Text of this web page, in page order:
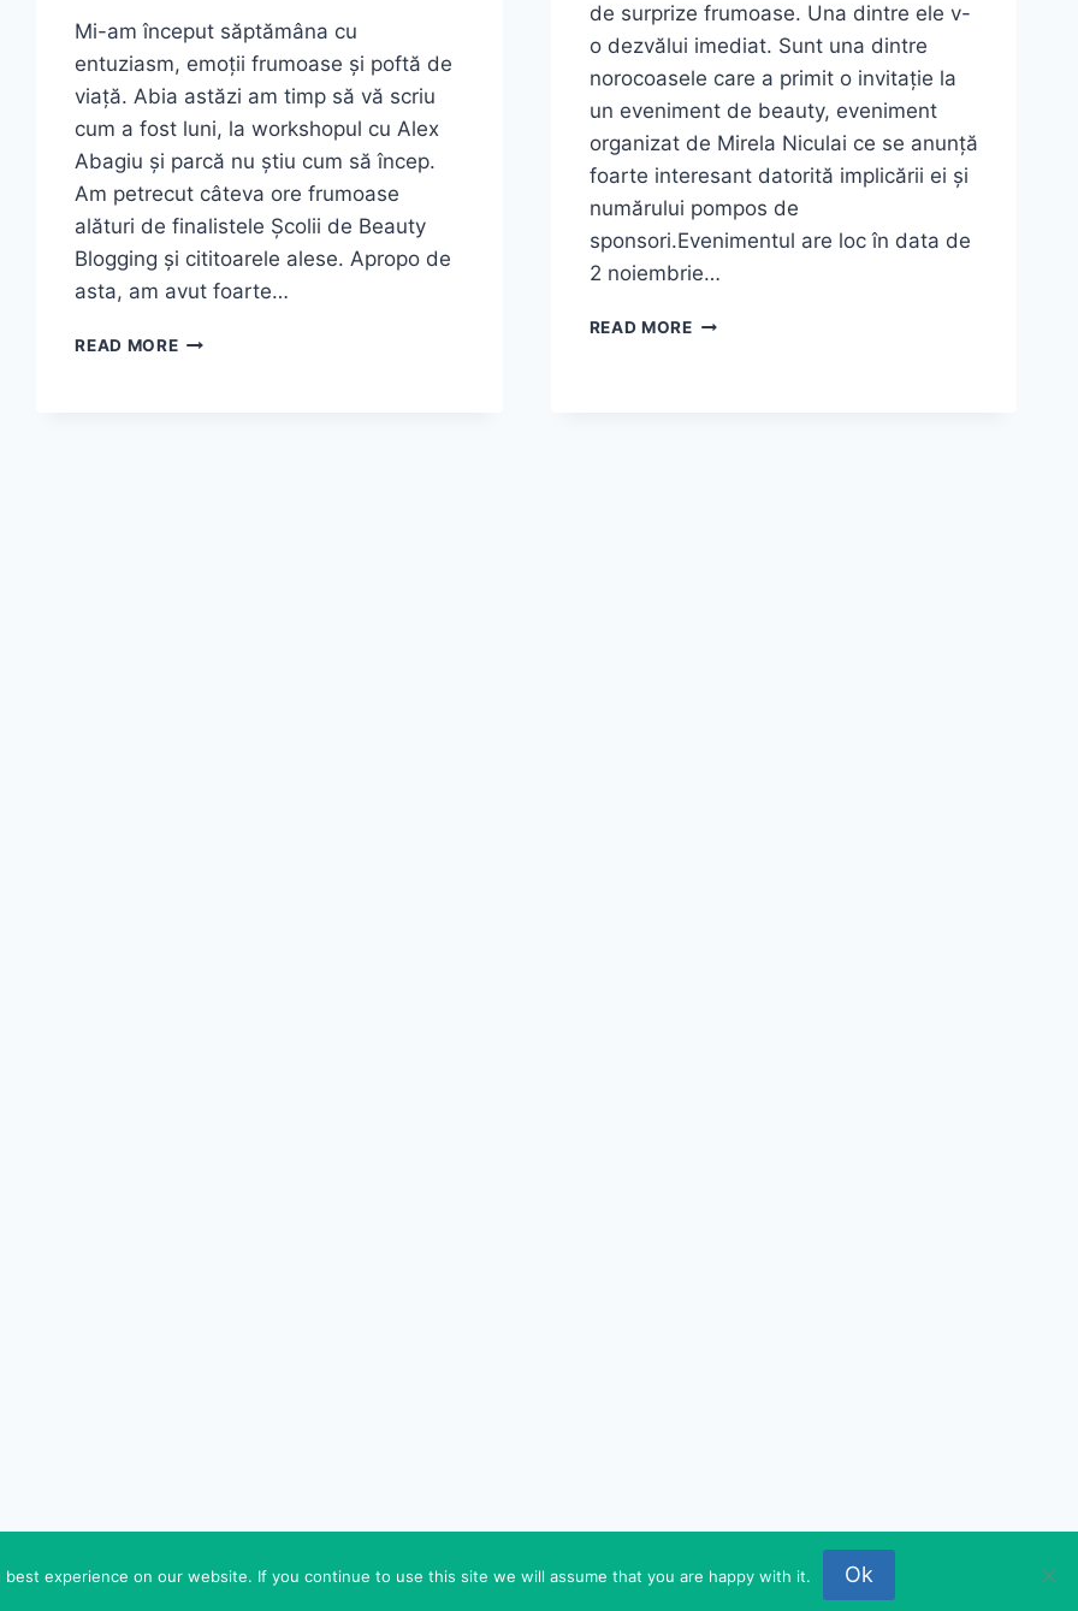
Mi-am început săptămâna cu
entuziasm, emoții frumoase și poftă de
viață. Abia astăzi am timp să vă scriu
cum a fost luni, la workshopul cu Alex
Abagiu și parcă nu știu cum să încep.
Am petrecut câteva ore frumoase
alături de finalistele Școlii de Beauty
Blogging și cititoarele alese. Apropo de
asta, am avut foarte…
READ MOREIMPRESII
de surprize frumoase. Una dintre ele v-
o dezvălui imediat. Sunt una dintre
norocoasele care a primit o invitație la
un eveniment de beauty, eveniment
organizat de Mirela Niculai ce se anunță
foarte interesant datorită implicării ei și
numărului pompos de
sponsori.Evenimentul are loc în data de
2 noiembrie…
READ MOREINVITAȚIE
experience on our website. If you continue to use this site we will assume that you are happy with it. Ok